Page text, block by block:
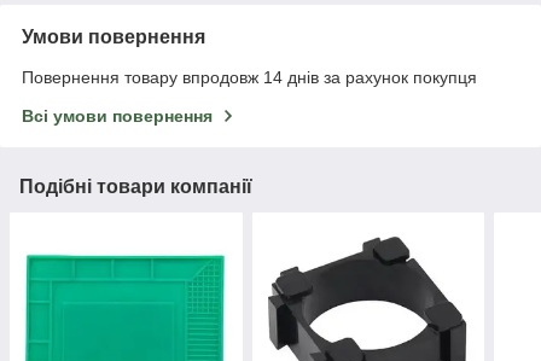
Умови повернення
Повернення товару впродовж 14 днів за рахунок покупця
Всі умови повернення
Подібні товари компанії